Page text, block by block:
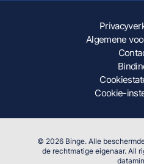
Algemene
Cookie-
© 2026 Binge. Alle
de rechtmatige eigenaar. All